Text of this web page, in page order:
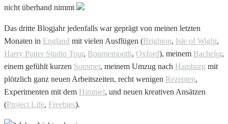
nicht überhand nimmt
Das dritte Blogjahr jedenfalls war geprägt von meinen letzten
Monaten in England mit vielen Ausflügen (Brighton, Isle of Wight,
Harry Potter Studio Tour, Bournemouth, Oxford), meinem Bachelor,
einem gefühlt kurzen Sommer, meinem Umzug nach Hamburg mit
plötzlich ganz neuen Arbeitszeiten, recht wenigen Rezepten,
Experimenten mit dem Himmel, und neuen kreativen Ansätzen
(Project Life, Freebies).